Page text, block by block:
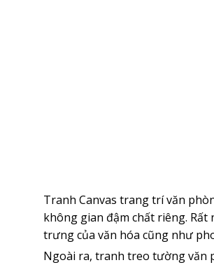
Tranh Canvas trang trí văn
không gian đậm chất riêng.
trưng của văn hóa cũng như
Ngoài ra, tranh treo tường văn